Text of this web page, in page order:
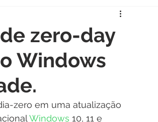
zero-day
Windows
zero em uma atualização
Windows 10, 11 e